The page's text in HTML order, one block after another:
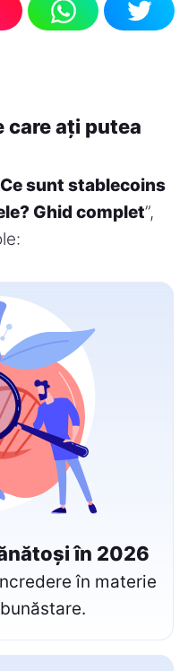
care ați putea
Ce sunt stablecoins
Ghid complet”,
în 2026
în materie